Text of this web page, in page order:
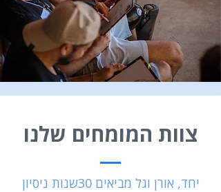
צוות המומחים שלנו
יחד, אורן וגל מביאים 30
שנות ניסיון